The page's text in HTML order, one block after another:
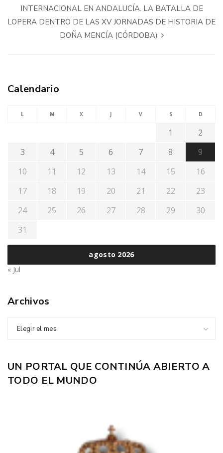
INTERNACIONAL EN ANDALUCÍA. LA BATALLA DE
LOPERA DENTRO DE LAS XV JORNADAS DE HISTORIA DE
DOÑA MENCÍA (CÓRDOBA)
Calendario
agosto 2026
L M X J V S D
1
2
3
4 5 6 7 8
9
10
11 12 13 14 15
16
17
18 19 20 21 22
23
24
25 26 27 28 29
30
31
« Jul
Archivos
Elegir el mes
UN PORTAL QUE CONTINÚA ABIERTO A
TODO EL MUNDO